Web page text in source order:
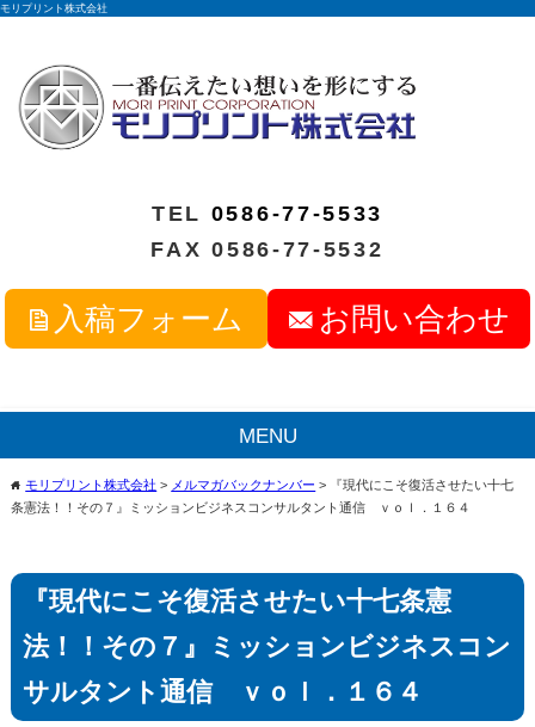
モリプリント株式会社
TEL 0586-77-5533
FAX 0586-77-5532
入稿フォーム お問い合わせ
MENU
homeモリプリント株式会社 > メルマガバックナンバー >
『現代にこそ復活させたい十七
条憲法！！その７』ミッションビジネスコンサルタント通信 ｖｏｌ．１６４
『現代にこそ復活させたい十七条憲
法！！その７』ミッションビジネスコン
サルタント通信 ｖｏｌ．１６４